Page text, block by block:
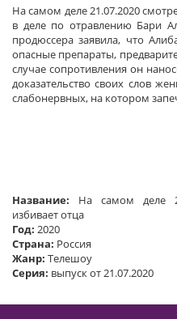
На самом деле 21.07.2020
в деле по отравлению Бари
продюссера заявила, что
опасные препараты,
случае сопротивления он
доказательство своих слов
слабонервных, на котором
Название: На самом деле
избивает отца
Год: 2020
Страна: Россия
Жанр: Телешоу
Серия: выпуск от 21.07.2020